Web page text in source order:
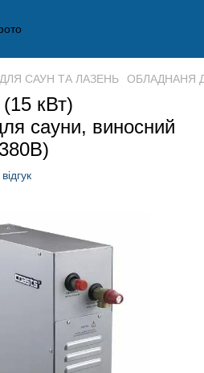
САУН ТА ЛАЗЕНЬ ОБЛАДНАНЯ
кВт)
сауни, виносний